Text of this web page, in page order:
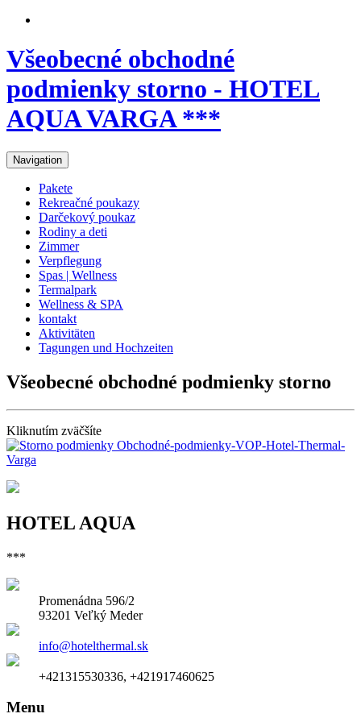
Všeobecné obchodné
podmienky storno - HOTEL
AQUA VARGA ***
Navigation
Pakete
Rekreačné poukazy
Darčekový poukaz
Rodiny a deti
Zimmer
Verpflegung
Spas | Wellness
Termalpark
Wellness & SPA
kontakt
Aktivitäten
Tagungen und Hochzeiten
Všeobecné obchodné podmienky storno
Kliknutím zväčšíte
HOTEL AQUA
***
Promenádna 596/2
93201 Veľký Meder
info@hotelthermal.sk
+421315530336, +421917460625
Menu